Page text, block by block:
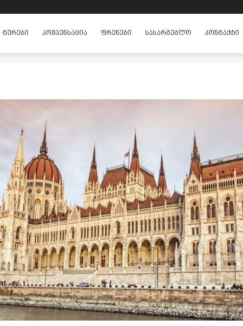
ᲢᲣᲠᲔᲑᲘ ᲙᲝᲛᲞᲔᲜᲡᲐᲪᲘᲐ ᲤᲠᲔᲜᲔᲑᲘ ᲡᲐᲡᲐᲠᲒᲔᲑᲚᲝ ᲙᲝᲜᲢᲐᲥᲢᲘ